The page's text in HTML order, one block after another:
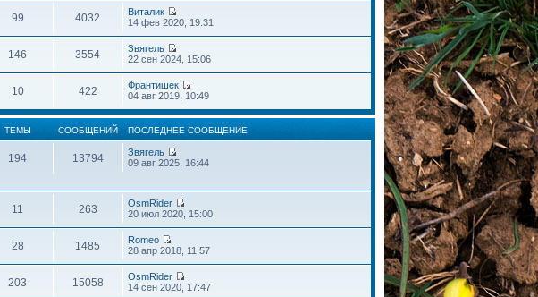
99 4032
Виталик
14 фев 2020, 19:31
146 3554
Звягель
22 сен 2024, 15:06
10 422
Франтишек
04 авг 2019, 10:49
ТЕМЫ СООБЩЕНИЙ ПОСЛЕДНЕЕ СООБЩЕНИЕ
194 13794
Звягель
09 авг 2025, 16:44
11 263
OsmRider
20 июл 2020, 15:00
28 1485
Romeo
28 апр 2018, 11:57
203 15058
OsmRider
14 сен 2020, 17:47